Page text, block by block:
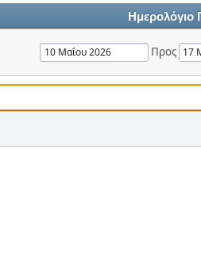
Προς